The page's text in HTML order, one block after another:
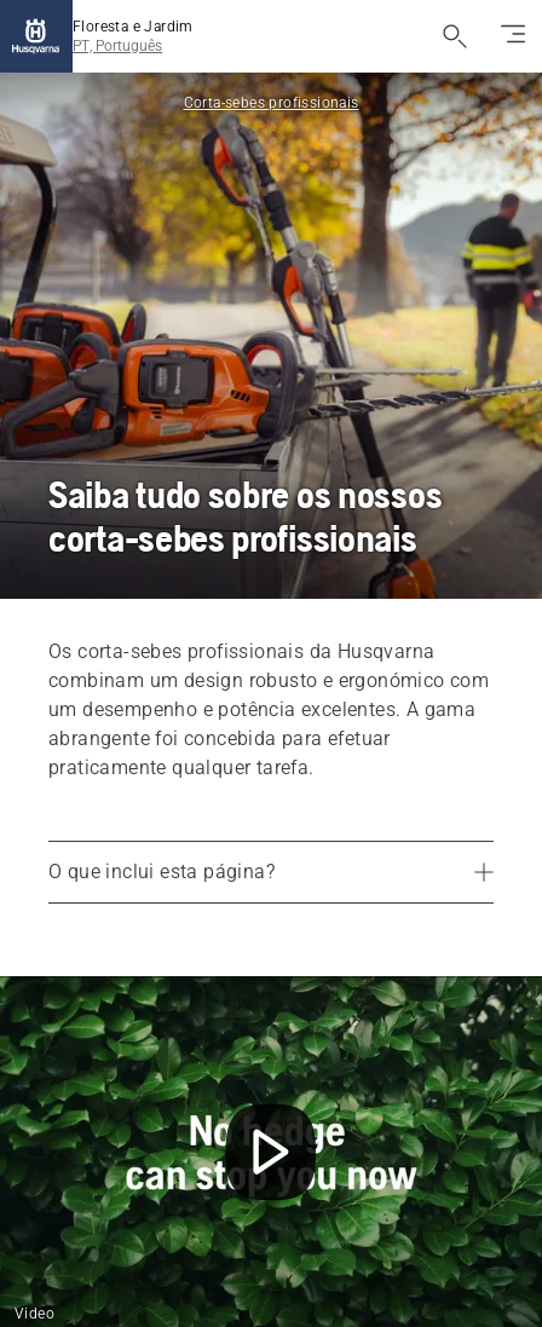
Floresta e Jardim
PT, Português
Corta-sebes profissionais
Saiba tudo sobre os nossos
corta-sebes profissionais
Os corta-sebes profissionais da Husqvarna
combinam um design robusto e ergonómico com
um desempenho e potência excelentes. A gama
abrangente foi concebida para efetuar
praticamente qualquer tarefa.
O que inclui esta página?
Uma gama abrangente de corta-sebes
Agendar uma demonstração
Serviços
Peças e acessórios
Video